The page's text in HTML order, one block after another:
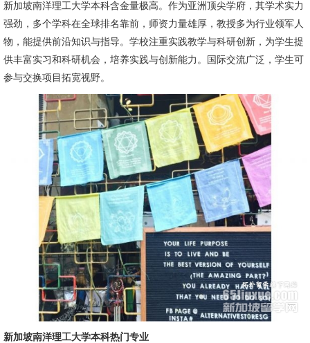
新加坡南洋理工大学本科含金量极高。作为亚洲顶尖学府，其学术实力
强劲，多个学科在全球排名靠前，师资力量雄厚，教授多为行业领军人
物，能提供前沿知识与指导。学校注重实践教学与科研创新，为学生提
供丰富实习和科研机会，培养实践与创新能力。国际交流广泛，学生可
参与交换项目拓宽视野。
新加坡南洋理工大学本科热门专业